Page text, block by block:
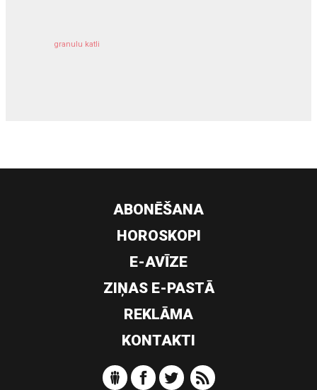
granulu katli
ABONĒŠANA
HOROSKOPI
E-AVĪZE
ZIŅAS E-PASTĀ
REKLĀMA
KONTAKTI